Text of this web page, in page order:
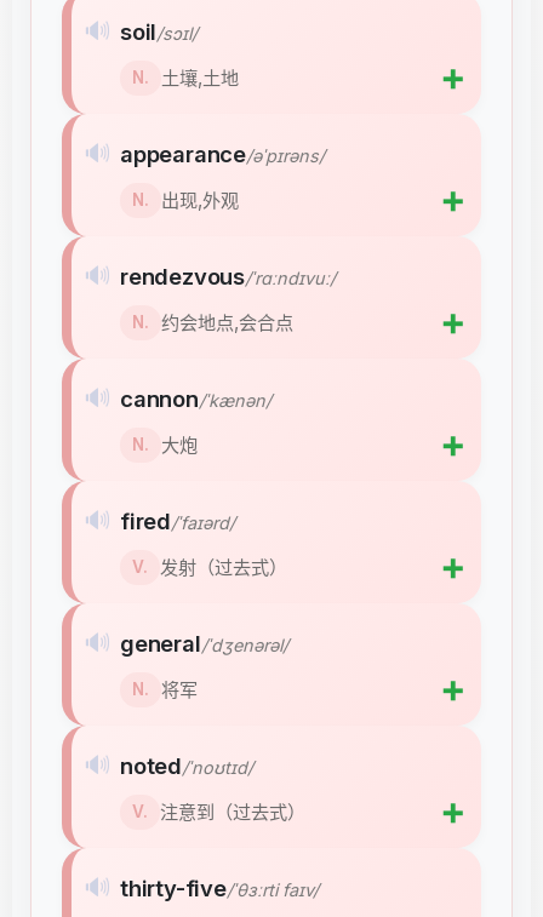
🔊 soil/sɔɪl/
N. 土壤,土地 ➕
🔊 appearance/əˈpɪrəns/
N. 出现,外观 ➕
🔊 rendezvous/ˈrɑːndɪvuː/
N. 约会地点,会合点 ➕
🔊 cannon/ˈkænən/
N. 大炮 ➕
🔊 fired/ˈfaɪərd/
V. 发射（过去式） ➕
🔊 general/ˈdʒenərəl/
N. 将军 ➕
🔊 noted/ˈnoʊtɪd/
V. 注意到（过去式） ➕
🔊 thirty-five/ˈθɜːrti faɪv/